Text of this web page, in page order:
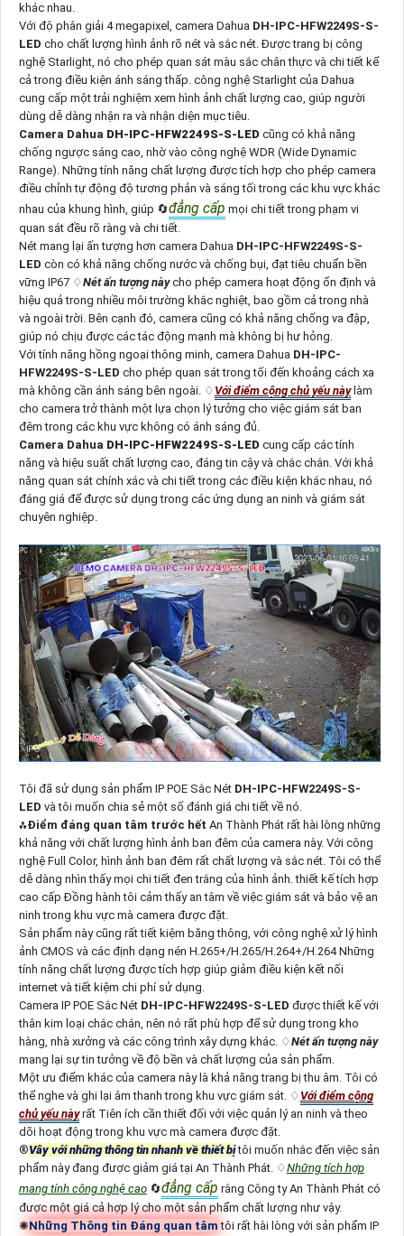
khác nhau.
Với độ phân giải 4 megapixel, camera Dahua DH-IPC-HFW2249S-S-
LED cho chất lượng hình ảnh rõ nét và sắc nét. Được trang bị công
nghệ Starlight, nó cho phép quan sát màu sắc chân thực và chi tiết kể
cả trong điều kiện ánh sáng thấp. công nghệ Starlight của Dahua
cung cấp một trải nghiệm xem hình ảnh chất lượng cao, giúp người
dùng dễ dàng nhận ra và nhận diện mục tiêu.
Camera Dahua DH-IPC-HFW2249S-S-LED cũng có khả năng
chống ngược sáng cao, nhờ vào công nghệ WDR (Wide Dynamic
Range). Những tính năng chất lượng được tích hợp cho phép camera
điều chỉnh tự động độ tương phản và sáng tối trong các khu vực khác
nhau của khung hình, giúp 🔄đẳng cấp mọi chi tiết trong phạm vi
quan sát đều rõ ràng và chi tiết.
Nét mang lại ấn tượng hơn camera Dahua DH-IPC-HFW2249S-S-
LED còn có khả năng chống nước và chống bụi, đạt tiêu chuẩn bền
vững IP67 ♢Nét ấn tượng nàycho phép camera hoạt động ổn định và
hiệu quả trong nhiều môi trường khắc nghiệt, bao gồm cả trong nhà
và ngoài trời. Bên cạnh đó, camera cũng có khả năng chống va đập,
giúp nó chịu được các tác động mạnh mà không bị hư hỏng.
Với tính năng hồng ngoại thông minh, camera Dahua DH-IPC-
HFW2249S-S-LED cho phép quan sát trong tối đến khoảng cách xa
mà không cần ánh sáng bên ngoài. ♢ Với điểm cộng chủ yếu nàylàm
cho camera trở thành một lựa chọn lý tưởng cho việc giám sát ban
đêm trong các khu vực không có ánh sáng đủ.
Camera Dahua DH-IPC-HFW2249S-S-LED cung cấp các tính
năng và hiệu suất chất lượng cao, đáng tin cậy và chắc chắn. Với khả
năng quan sát chính xác và chi tiết trong các điều kiện khác nhau, nó
đáng giá để được sử dụng trong các ứng dụng an ninh và giám sát
chuyên nghiệp.
Tôi đã sử dụng sản phẩm IP POE Sắc Nét DH-IPC-HFW2249S-S-
LED và tôi muốn chia sẻ một số đánh giá chi tiết về nó.
⁂Điểm đáng quan tâm trước hết An Thành Phát rất hài lòng những
khả năng với chất lượng hình ảnh ban đêm của camera này. Với công
nghệ Full Color, hình ảnh ban đêm rất chất lượng và sắc nét. Tôi có thể
dễ dàng nhìn thấy mọi chi tiết đen trắng của hình ảnh. thiết kế tích hợp
cao cấp Đồng hành tôi cảm thấy an tâm về việc giám sát và bảo vệ an
ninh trong khu vực mà camera được đặt.
Sản phẩm này cũng rất tiết kiệm băng thông, với công nghệ xử lý hình
ảnh CMOS và các định dạng nén H.265+/H.265/H.264+/H.264 Những
tính năng chất lượng được tích hợp giúp giảm điều kiện kết nối
internet và tiết kiệm chi phí sử dụng.
Camera IP POE Sắc Nét DH-IPC-HFW2249S-S-LED được thiết kế với
thân kim loại chắc chắn, nên nó rất phù hợp để sử dụng trong kho
hàng, nhà xưởng và các công trình xây dựng khác. ♢Nét ấn tượng này
mang lại sự tin tưởng về độ bền và chất lượng của sản phẩm.
Một ưu điểm khác của camera này là khả năng trang bị thu âm. Tôi có
thể nghe và ghi lại âm thanh trong khu vực giám sát. ♢ Với điểm cộng
chủ yếu nàyrất Tiên ích cần thiết đối với việc quản lý an ninh và theo
dõi hoạt động trong khu vực mà camera được đặt.
®️Vây với những thông tin nhanh về thiết bịtôi muốn nhắc đến việc sản
phẩm này đang được giảm giá tại An Thành Phát. ♢Những tích hợp
mang tính công nghệ cao🔄đẳng cấp rằng Công ty An Thành Phát có
được một giá cả hợp lý cho một sản phẩm chất lượng như vậy.
✺Những Thông tin Đáng quan tâm tôi rất hài lòng với sản phẩm IP